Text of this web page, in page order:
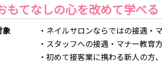
もてなしの心を改めて学べる
象
・ネイルサロンならではの接遇・
・スタッフへの接遇・マナー教育
・初めて接客業に携わる新人の方